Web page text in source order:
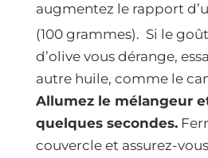
augmentez le rapport
(100 grammes). Si le
d’olive vous dérange,
autre huile, comme le
Allumez le mélangeur
quelques secondes.
couvercle et assurez-